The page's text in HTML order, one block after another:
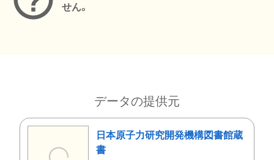
せん。
データの提供元
日本原子力研究開発機構図書館蔵
書